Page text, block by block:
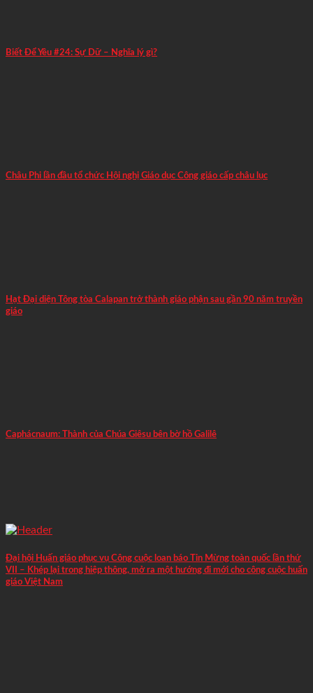
Biết Để Yêu #24: Sự Dữ – Nghĩa lý gì?
Châu Phi lần đầu tổ chức Hội nghị Giáo dục Công giáo cấp châu lục
Hạt Đại diện Tông tòa Calapan trở thành giáo phận sau gần 90 năm truyền
giáo
Caphácnaum: Thành của Chúa Giêsu bên bờ hồ Galilê
Đại hội Huấn giáo phục vụ Công cuộc loan báo Tin Mừng toàn quốc lần thứ
VII – Khép lại trong hiệp thông, mở ra một hướng đi mới cho công cuộc huấn
giáo Việt Nam